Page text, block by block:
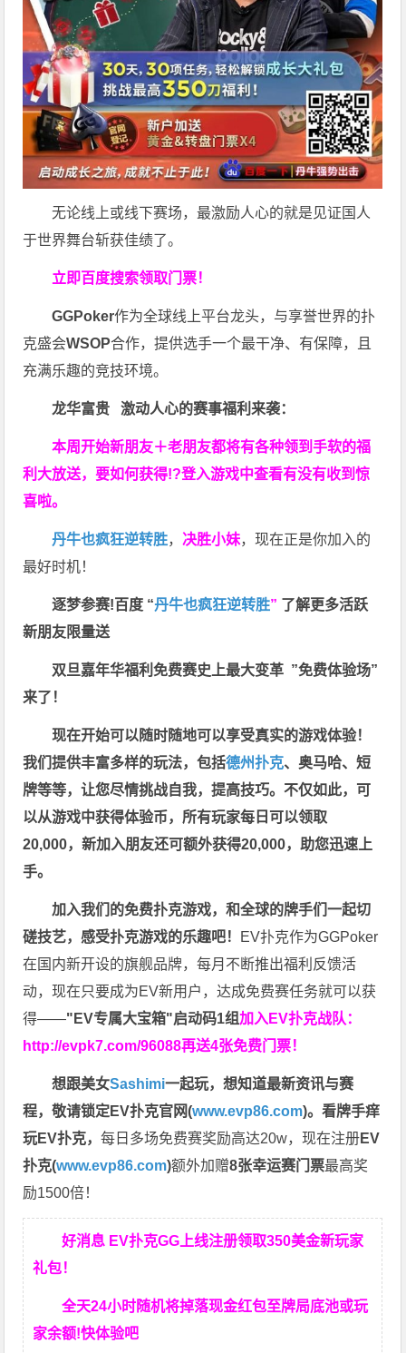
无论线上或线下赛场，最激励人心的就是见证国人
于世界舞台斩获佳绩了。
立即百度搜索领取门票！
GGPoker作为全球线上平台龙头，与享誉世界的扑
克盛会WSOP合作，提供选手一个最干净、有保障，且
充满乐趣的竞技环境。
龙华富贵 激动人心的赛事福利来袭：
本周开始新朋友＋老朋友都将有各种领到手软的福
利大放送，要如何获得!?登入游戏中查看有没有收到惊
喜啦。
丹牛也疯狂逆转胜， 决胜小妹，现在正是你加入的
最好时机！
逐梦参赛!百度 “丹牛也疯狂逆转胜” 了解更多活跃
新朋友限量送
双旦嘉年华福利免费赛史上最大变革 ”免费体验场”
来了！
现在开始可以随时随地可以享受真实的游戏体验！
我们提供丰富多样的玩法，包括德州扑克、奥马哈、短
牌等等，让您尽情挑战自我，提高技巧。不仅如此， 可
以从游戏中获得体验币，所有玩家每日可以领取
20,000，新加入朋友还可额外获得20,000，助您迅速上
手。
加入我们的免费扑克游戏，和全球的牌手们一起切
磋技艺，感受扑克游戏的乐趣吧！ EV扑克作为GGPoker
在国内新开设的旗舰品牌，每月不断推出福利反馈活
动，现在只要成为EV新用户，达成免费赛任务就可以获
得——"EV专属大宝箱"启动码1组加入EV扑克战队：
http://evpk7.com/96088再送4张免费门票！
想跟美女Sashimi一起玩，想知道最新资讯与赛
程，敬请锁定EV扑克官网(www.evp86.com)。看牌手痒
玩EV扑克，每日多场免费赛奖励高达20w，现在注册EV
扑克(www.evp86.com)额外加赠8张幸运赛门票最高奖
励1500倍！
好消息 EV扑克GG上线注册领取350美金新玩家
礼包！
全天24小时随机将掉落现金红包至牌局底池或玩
家余额!快体验吧